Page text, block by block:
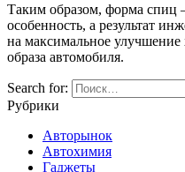
Таким образом, форма спиц
особенность, а результат
на максимальное улучшение
образа автомобиля.
Search for:
Рубрики
Авторынок
Автохимия
Гаджеты